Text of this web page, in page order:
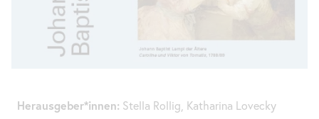
Herausgeber*innen: Stella Rollig, Katharina Lovecky